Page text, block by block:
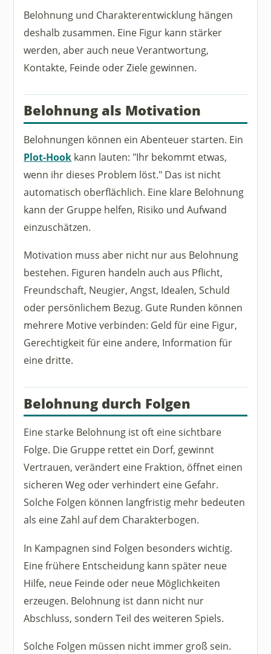
Belohnung und Charakterentwicklung hängen
deshalb zusammen. Eine Figur kann stärker
werden, aber auch neue Verantwortung,
Kontakte, Feinde oder Ziele gewinnen.
Belohnung als Motivation
Belohnungen können ein Abenteuer starten. Ein
Plot-Hook kann lauten: "Ihr bekommt etwas,
wenn ihr dieses Problem löst." Das ist nicht
automatisch oberflächlich. Eine klare Belohnung
kann der Gruppe helfen, Risiko und Aufwand
einzuschätzen.
Motivation muss aber nicht nur aus Belohnung
bestehen. Figuren handeln auch aus Pflicht,
Freundschaft, Neugier, Angst, Idealen, Schuld
oder persönlichem Bezug. Gute Runden können
mehrere Motive verbinden: Geld für eine Figur,
Gerechtigkeit für eine andere, Information für
eine dritte.
Belohnung durch Folgen
Eine starke Belohnung ist oft eine sichtbare
Folge. Die Gruppe rettet ein Dorf, gewinnt
Vertrauen, verändert eine Fraktion, öffnet einen
sicheren Weg oder verhindert eine Gefahr.
Solche Folgen können langfristig mehr bedeuten
als eine Zahl auf dem Charakterbogen.
In Kampagnen sind Folgen besonders wichtig.
Eine frühere Entscheidung kann später neue
Hilfe, neue Feinde oder neue Möglichkeiten
erzeugen. Belohnung ist dann nicht nur
Abschluss, sondern Teil des weiteren Spiels.
Solche Folgen müssen nicht immer groß sein.